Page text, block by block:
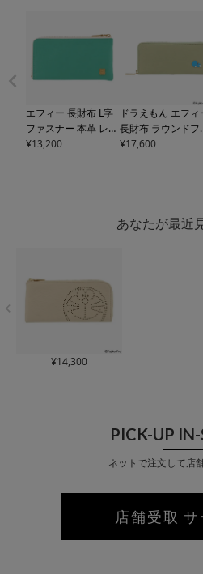
エフィー 長財布 L字
ファスナー 本革 レデ
ィースGV1-26 efffy
¥13,200
ドラえもん エフィ
長財布 ラウンドフ
スナー レディース
¥17,600
あなたが最近
¥14,300
PICK-UP
ネットで注文して店
店舗受取 サ